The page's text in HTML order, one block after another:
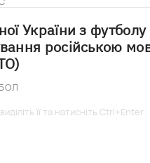
України з
російською
її та натисніть Ctrl+Enter